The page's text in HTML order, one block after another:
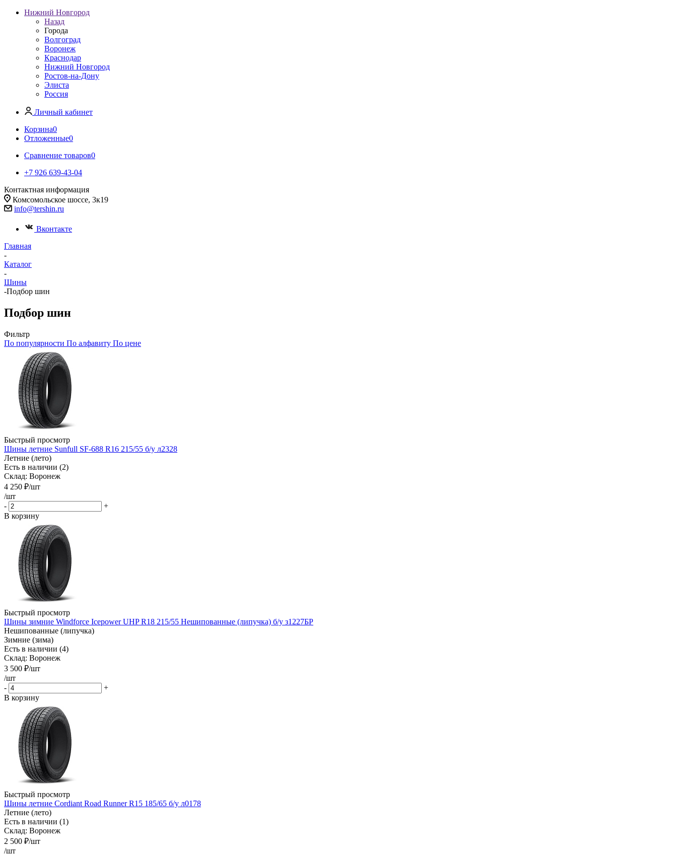
Нижний Новгород
Назад
Города
Волгоград
Воронеж
Краснодар
Нижний Новгород
Ростов-на-Дону
Элиста
Россия
Личный кабинет
Корзина0
Отложенные0
Сравнение товаров0
+7 926 639-43-04
Контактная информация
Комсомольское шоссе, 3к19
info@tershin.ru
Вконтакте
Главная
-
Каталог
-
Шины
-Подбор шин
Подбор шин
Фильтр
По популярности По алфавиту По цене
Быстрый просмотр
Шины летние Sunfull SF-688 R16 215/55 б/у л2328
Летние (лето)
Есть в наличии (2)
Склад: Воронеж
4 250 ₽/шт
/шт
-
+
В корзину
Быстрый просмотр
Шины зимние Windforce Icepower UHP R18 215/55 Нешипованные (липучка) б/у з1227БР
Нешипованные (липучка)
Зимние (зима)
Есть в наличии (4)
Склад: Воронеж
3 500 ₽/шт
/шт
-
+
В корзину
Быстрый просмотр
Шины летние Cordiant Road Runner R15 185/65 б/у л0178
Летние (лето)
Есть в наличии (1)
Склад: Воронеж
2 500 ₽/шт
/шт